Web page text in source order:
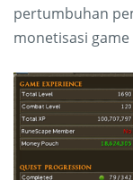
pertumbuhan
monetisasi game